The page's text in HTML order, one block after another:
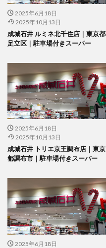
2025年6月18日
2025年10月13日
成城石井 ルミネ北千住店｜東京都
足立区｜駐車場付きスーパー
2025年6月18日
2025年10月13日
成城石井 トリエ京王調布店｜東京
都調布市｜駐車場付きスーパー
2025年6月18日